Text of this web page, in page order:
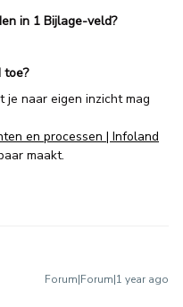
in 1 Bijlage-veld?
toe?
naar eigen inzicht mag
en processen | Infoland
maakt.
Forum|Forum|1 year ago